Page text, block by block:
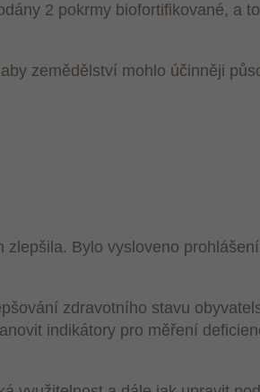
2 pokrmy biofortifikované, a
zemědělství mohlo účinněji
Bylo vysloveno
zdravotního stavu
indikátory pro měření